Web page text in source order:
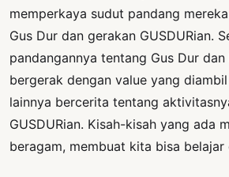
memperkaya sudut pandang
Gus Dur dan gerakan GUSDURian.
pandangannya tentang Gus Dur
bergerak dengan value yang
lainnya bercerita tentang
GUSDURian. Kisah-kisah yang ada
beragam, membuat kita bisa belajar